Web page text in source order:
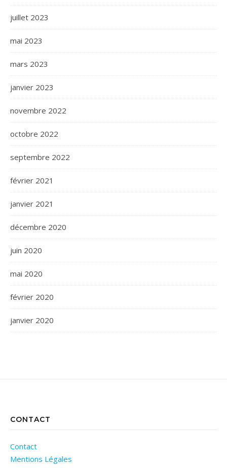
juillet 2023
mai 2023
mars 2023
janvier 2023
novembre 2022
octobre 2022
septembre 2022
février 2021
janvier 2021
décembre 2020
juin 2020
mai 2020
février 2020
janvier 2020
CONTACT
Contact
Mentions Légales